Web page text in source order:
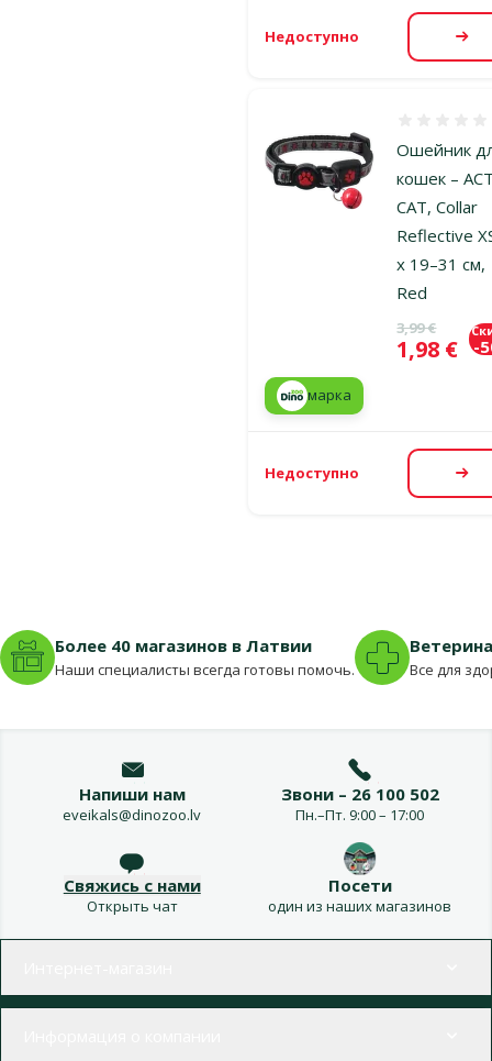
Недоступно
Ошейник
кошек –
CAT, Collar
Reflective
x 19–31 см,
Red
Исходная
3,99 €
Цена
1,98 € -
марка
Недоступно
Более 40 магазинов в Латвии
Наши специалисты всегда готовы помочь. Все для
Напиши нам
eveikals@dinozoo.lv
Звони – 26 100 502
Пн.–Пт. 9:00 – 17:00
Свяжись с нами
Открыть чат
Посети
один из наших магазинов